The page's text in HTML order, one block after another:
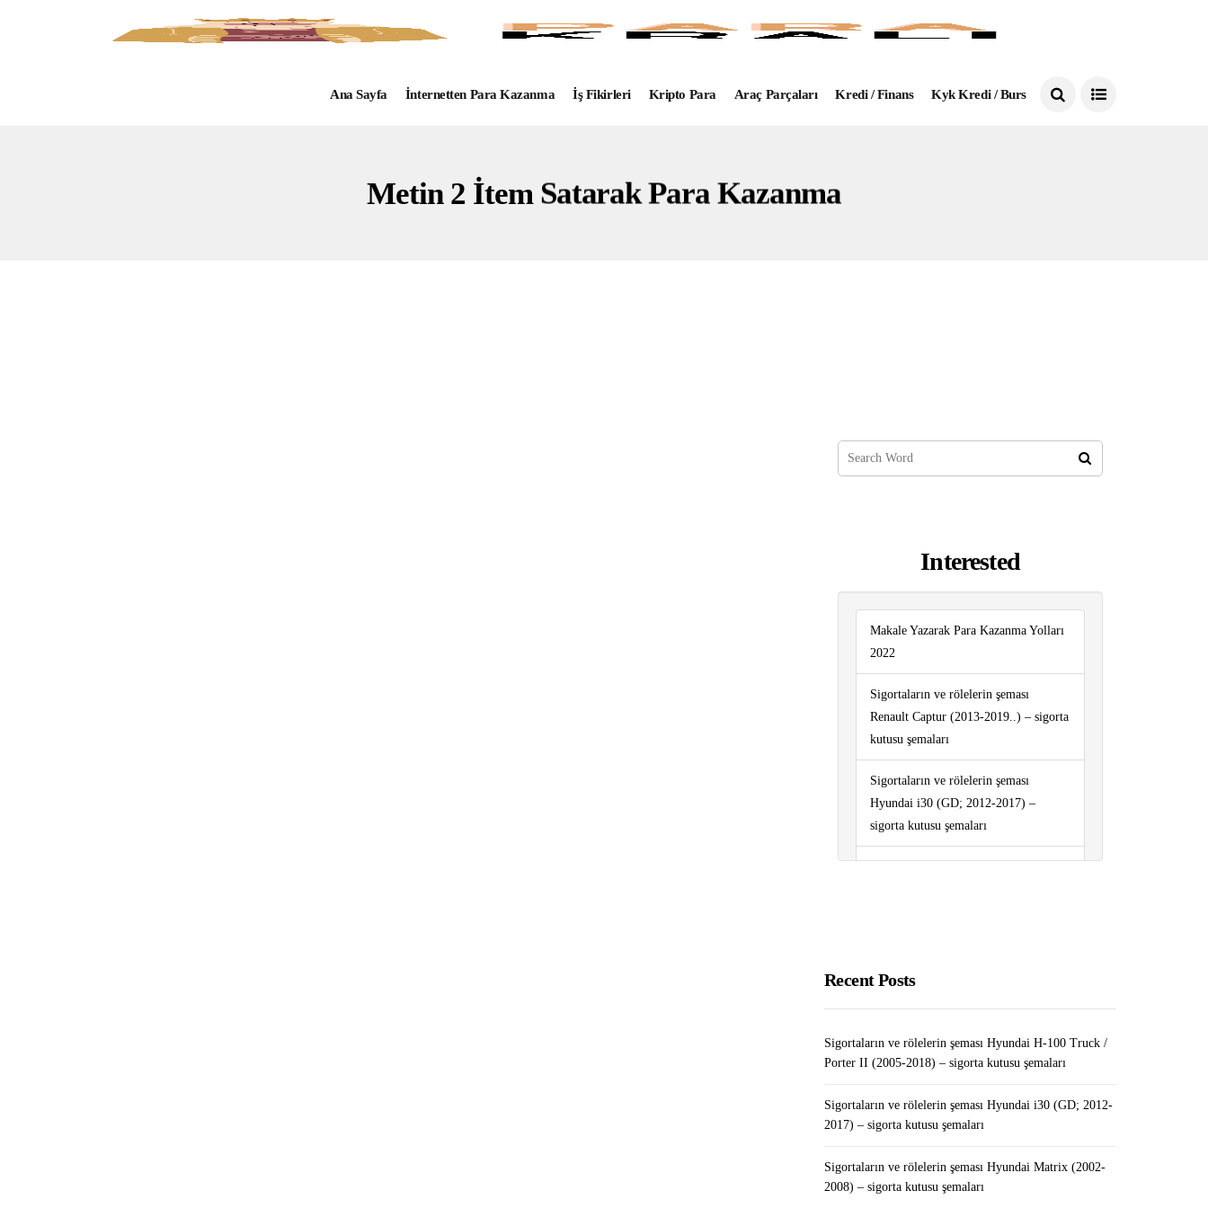
Ana Sayfa İnternetten Para Kazanma İş Fikirleri Kripto Para Araç Parçaları Kredi / Finans Kyk Kredi / Burs
Metin 2 İtem Satarak Para Kazanma
Interested
Makale Yazarak Para Kazanma Yolları
2022
Sigortaların ve rölelerin şeması
Renault Captur (2013-2019..) – sigorta
kutusu şemaları
Sigortaların ve rölelerin şeması
Hyundai i30 (GD; 2012-2017) –
sigorta kutusu şemaları
kutusu şemaları
Widget’lar Nasıl Eklenir?
Recent Posts
Sigortaların ve rölelerin şeması Hyundai H-100 Truck /
Porter II (2005-2018) – sigorta kutusu şemaları
Sigortaların ve rölelerin şeması Hyundai i30 (GD; 2012-
2017) – sigorta kutusu şemaları
Sigortaların ve rölelerin şeması Hyundai Matrix (2002-
2008) – sigorta kutusu şemaları